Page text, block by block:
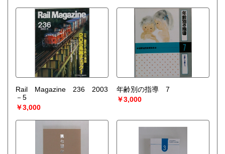
Rail Magazine 236 2003
－5
￥3,000
年齢別の指導 7
￥3,000